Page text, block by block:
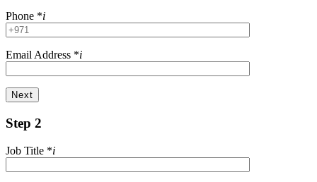
Phone *i
Email Address *i
Next
Step 2
Job Title *i